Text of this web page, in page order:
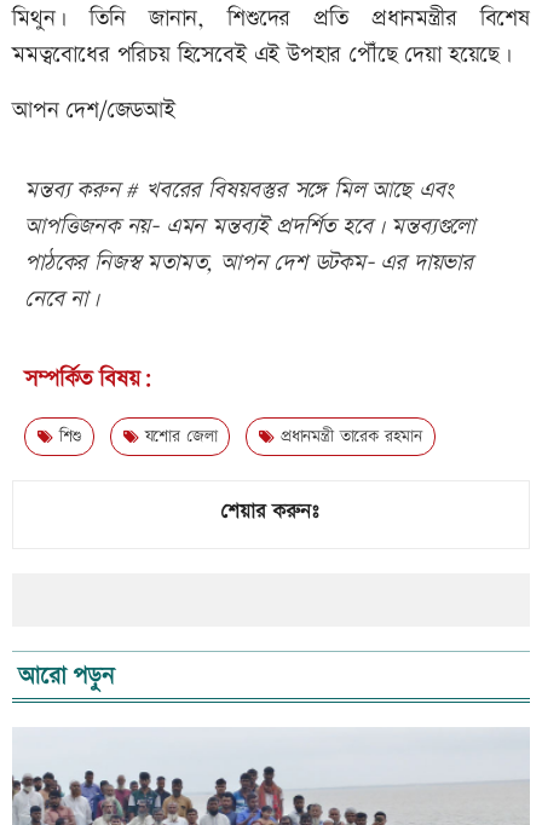
মিথুন। তিনি জানান, শিশুদের প্রতি প্রধানমন্ত্রীর বিশেষ
মমত্ববোধের পরিচয় হিসেবেই এই উপহার পৌঁছে দেয়া হয়েছে।
আপন দেশ/জেডআই
মন্তব্য করুন # খবরের বিষয়বস্তুর সঙ্গে মিল আছে এবং
আপত্তিজনক নয়- এমন মন্তব্যই প্রদর্শিত হবে। মন্তব্যগুলো
পাঠকের নিজস্ব মতামত, আপন দেশ ডটকম- এর দায়ভার
নেবে না।
সম্পর্কিত বিষয়:
শিশু যশোর জেলা প্রধানমন্ত্রী তারেক রহমান
শেয়ার করুনঃ
আরো পড়ুন